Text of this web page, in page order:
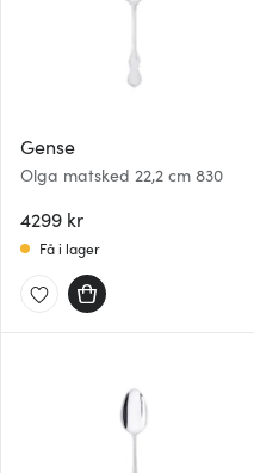
Gense
Olga matsked 22,2 cm 830
4299 kr
Få i lager